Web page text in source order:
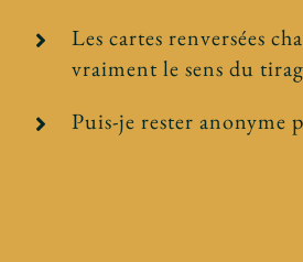
Les cartes renversées
vraiment le sens du
Puis-je rester anonyme